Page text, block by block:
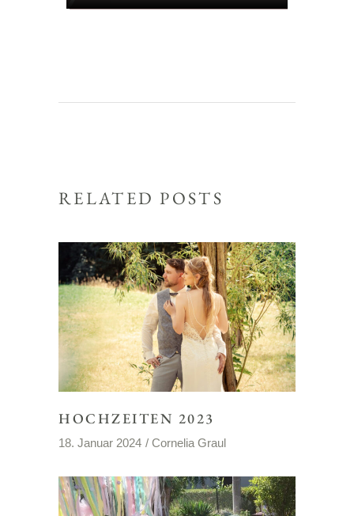
RELATED POSTS
HOCHZEITEN 2023
18. Januar 2024 Cornelia Graul